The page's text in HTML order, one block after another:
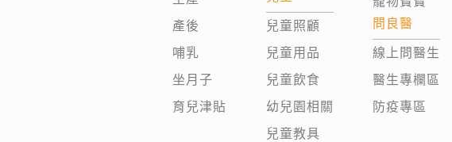
產後
哺乳
坐月子
育兒津貼
兒童照顧
兒童用品
兒童飲食
幼兒園相關
兒童教具
問良醫
線上問醫生
醫生專欄區
防疫專區